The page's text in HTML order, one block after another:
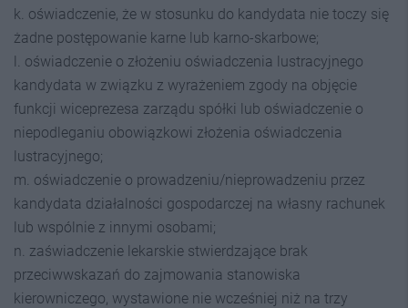
k. oświadczenie, że w stosunku do kandydata nie toczy się
żadne postępowanie karne lub karno-skarbowe;
l. oświadczenie o złożeniu oświadczenia lustracyjnego
kandydata w związku z wyrażeniem zgody na objęcie
funkcji wiceprezesa zarządu spółki lub oświadczenie o
niepodleganiu obowiązkowi złożenia oświadczenia
lustracyjnego;
m. oświadczenie o prowadzeniu/nieprowadzeniu przez
kandydata działalności gospodarczej na własny rachunek
lub wspólnie z innymi osobami;
n. zaświadczenie lekarskie stwierdzające brak
przeciwwskazań do zajmowania stanowiska
kierowniczego, wystawione nie wcześniej niż na trzy